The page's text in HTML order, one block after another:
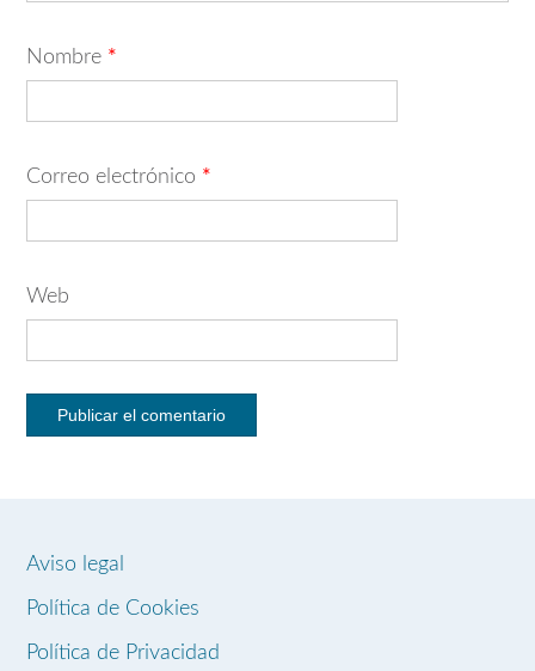
Nombre *
Correo electrónico *
Web
Aviso legal
Política de Cookies
Política de Privacidad